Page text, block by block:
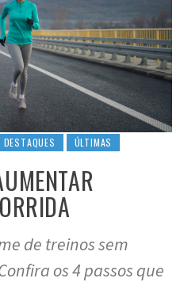
DESTAQUES ÚLTIMAS
de treinos sem
os 4 passos que